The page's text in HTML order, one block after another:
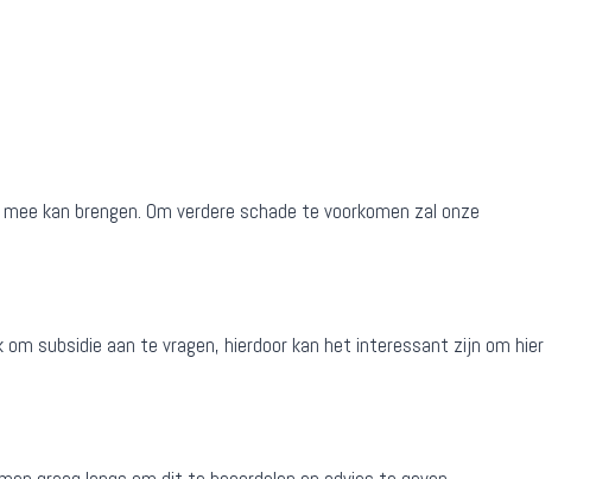
kan brengen. Om verdere schade te voorkomen zal onze
om subsidie aan te vragen, hierdoor kan het interessant zijn om hier